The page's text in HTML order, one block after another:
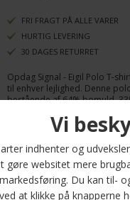
FRI FRAGT PÅ ALLE VARER
HURTIG LEVERING
30 DAGES RETURRET
Opdag Signal - Eigil Polo T-
til enhver lejlighed. Denne
bestående af 64% bomuld,
som giver dig mulighed for
et klassisk og stilfuldt udtryk.
Eigil Polo T-shirt har også en
touch af funktionalitet til dit
sammenkomst eller en dag
Den fås i størrelserne M, L,